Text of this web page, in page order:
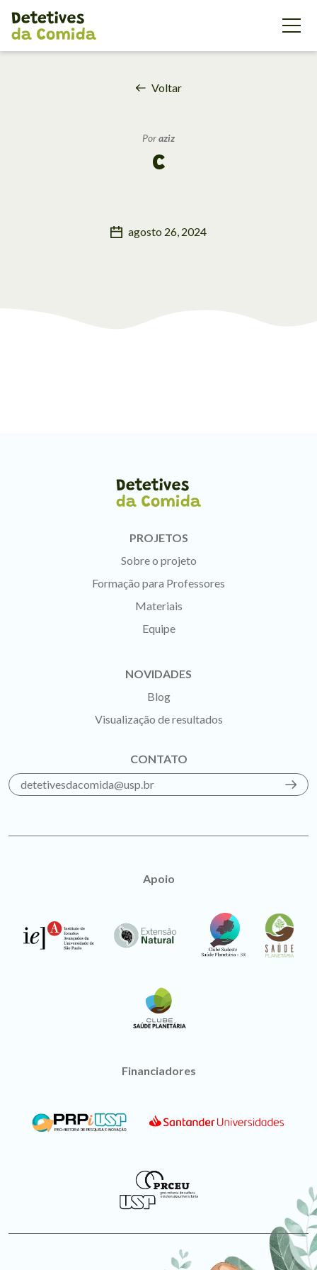
{'id': 178602, 'code': 'WFl7G7Mn
Voltar
Poraziz
C
agosto 26, 2024
PROJETOS
Sobre o projeto
Formação para Professores
Materiais
Equipe
NOVIDADES
Blog
Visualização de resultados
CONTATO
detetivesdacomida@usp.br
Apoio
Financiadores